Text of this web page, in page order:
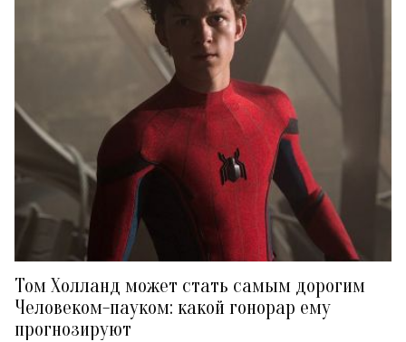
Том Холланд может стать самым дорогим
Человеком-пауком: какой гонорар ему
прогнозируют